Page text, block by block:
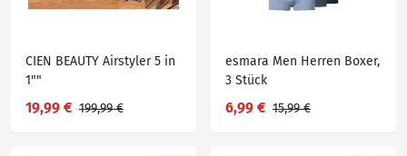
CIEN BEAUTY Airstyler 5 in
1""
19,99 € 199,99 €
esmara Men Herren Boxer,
3 Stück
6,99 € 15,99 €